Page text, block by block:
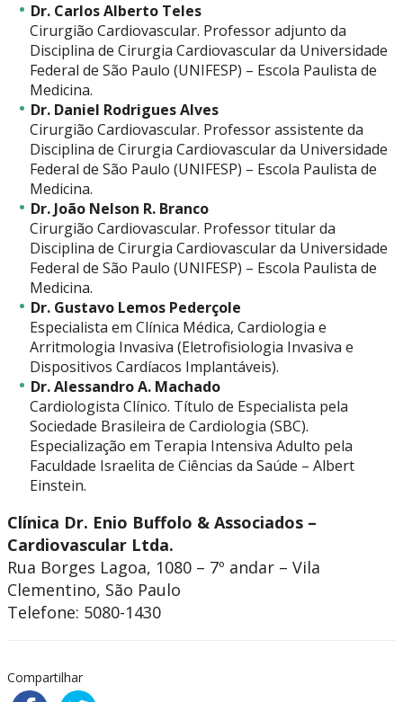
Dr. Carlos Alberto Teles
Cirurgião Cardiovascular. Professor adjunto da
Disciplina de Cirurgia Cardiovascular da Universidade
Federal de São Paulo (UNIFESP) – Escola Paulista de
Medicina.
Dr. Daniel Rodrigues Alves
Cirurgião Cardiovascular. Professor assistente da
Disciplina de Cirurgia Cardiovascular da Universidade
Federal de São Paulo (UNIFESP) – Escola Paulista de
Medicina.
Dr. João Nelson R. Branco
Cirurgião Cardiovascular. Professor titular da
Disciplina de Cirurgia Cardiovascular da Universidade
Federal de São Paulo (UNIFESP) – Escola Paulista de
Medicina.
Dr. Gustavo Lemos Pederçole
Especialista em Clínica Médica, Cardiologia e
Arritmologia Invasiva (Eletrofisiologia Invasiva e
Dispositivos Cardíacos Implantáveis).
Dr. Alessandro A. Machado
Cardiologista Clínico. Título de Especialista pela
Sociedade Brasileira de Cardiologia (SBC).
Especialização em Terapia Intensiva Adulto pela
Faculdade Israelita de Ciências da Saúde – Albert
Einstein.
Clínica Dr. Enio Buffolo & Associados –
Cardiovascular Ltda.
Rua Borges Lagoa, 1080 – 7º andar – Vila
Clementino, São Paulo
Telefone: 5080-1430
Compartilhar